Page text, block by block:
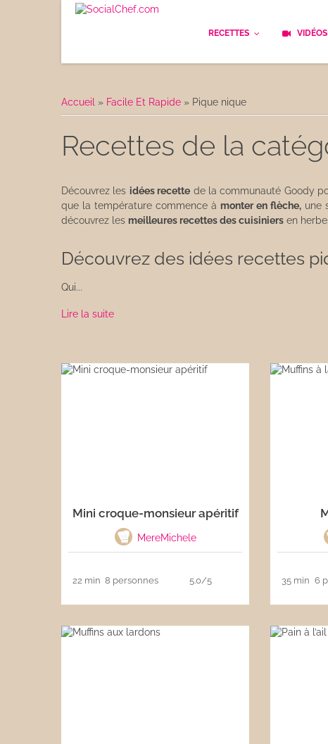
RECETTES
Le Pain
Apéritifs
Entrées
Cuisine
Enfants
Facile et
Les
VIDÉOS
Accueil » Facile Et Rapide » Pique nique
Recettes de la
Découvrez les idées recette de la communauté Goody
que la température commence à monter en flèche, une
découvrez les meilleures recettes des cuisiniers en
Découvrez des idées recettes
Qui...
Lire la suite
Mini croque-monsieur apéritif
MereMichele
22 min 8 personnes 5.0/5 35 min 6